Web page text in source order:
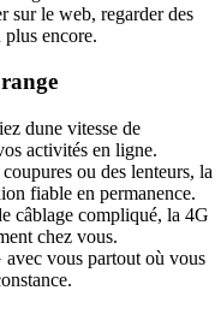
sur le web, regarder des
encore.
dune vitesse de
activités en ligne.
ou des lenteurs, la
fiable en permanence.
câblage compliqué, la 4G
chez vous.
vous partout où vous